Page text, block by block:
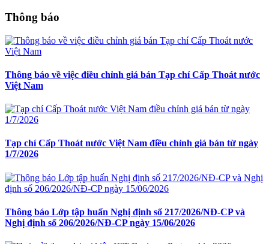
Thông báo
Thông báo về việc điều chỉnh giá bán Tạp chí Cấp Thoát nước
Việt Nam
Tạp chí Cấp Thoát nước Việt Nam điều chỉnh giá bán từ ngày
1/7/2026
Thông báo Lớp tập huấn Nghị định số 217/2026/NĐ-CP và
Nghị định số 206/2026/NĐ-CP ngày 15/06/2026